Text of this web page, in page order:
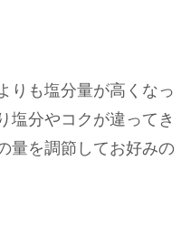
りも塩分量が高くなっ
塩分やコクが違ってき
量を調節してお好みの